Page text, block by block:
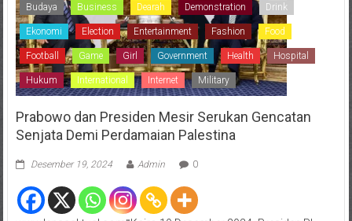
Budaya Business Dearah Demonstration Drink
Ekonomi Election Entertainment Fashion Food
Football Game Girl Government Health Hospital
Hukum International Internet Military
Prabowo dan Presiden Mesir Serukan Gencatan
Senjata Demi Perdamaian Palestina
Desember 19, 2024 Admin 0